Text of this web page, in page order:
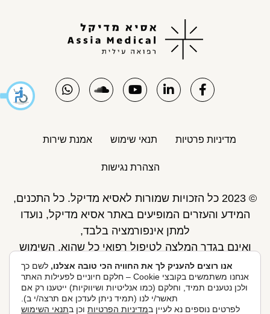
מדיניות פרטיות תנאי שימוש אמנת שירות
הצהרת נגישות
© 2023 כל הזכויות שמורות לאסיא מדיקל. כל התכנים,
המידע והעזרים המופיעים באתר אסיא מדיקל, נועדו
למתן אינפורמציה בלבד,
ואינם בגדר המלצה לטיפול רפואי כל שהוא. השימוש
באתר כפוף לתנאי השימוש ואינו מחליף את אחריות
הגולש לקבלת ייעוץ ע"י רופא.
פיתוח אתר: Skymaster
אנו רוצים להעניק לך את החוויה הכי טובה אצלנו, לשם כך
אנחנו משתמשים בקובצי Cookie – חלקם חיוניים לפעילות האתר
ולכן נטענים תמיד, וחלקם (כמו אנליטיות ושיווקיות) ייטענו רק אם
תאשר/י לנו (תמיד ניתן לעדכן אם תרצה/י ב).
לפרטים נוספים נא לעיין במדיניות הפרטיות וכן בתנאי השימוש